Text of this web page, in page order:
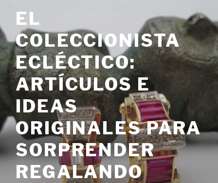
contenido
EL
COLECCIONISTA
ECLÉCTICO:
ARTÍCULOS E
IDEAS
ORIGINALES PARA
SORPRENDER
REGALANDO